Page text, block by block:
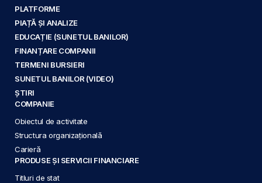
PLATFORME
PIAȚĂ ȘI ANALIZE
EDUCAȚIE (SUNETUL BANILOR)
FINANȚARE COMPANII
TERMENI BURSIERI
SUNETUL BANILOR (VIDEO)
ȘTIRI
COMPANIE
Obiectul de activitate
Structura organizațională
Carieră
PRODUSE ȘI SERVICII FINANCIARE
Titluri de stat